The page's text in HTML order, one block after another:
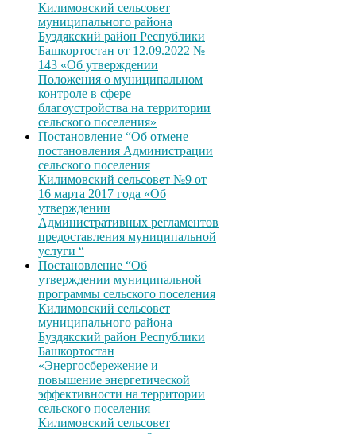
Килимовский сельсовет
муниципального района
Буздякский район Республики
Башкортостан от 12.09.2022 №
143 «Об утверждении
Положения о муниципальном
контроле в сфере
благоустройства на территории
сельского поселения»
Постановление “Об отмене
постановления Администрации
сельского поселения
Килимовский сельсовет №9 от
16 марта 2017 года «Об
утверждении
Административных регламентов
предоставления муниципальной
услуги “
Постановление “Об
утверждении муниципальной
программы сельского поселения
Килимовский сельсовет
муниципального района
Буздякский район Республики
Башкортостан
«Энергосбережение и
повышение энергетической
эффективности на территории
сельского поселения
Килимовский сельсовет